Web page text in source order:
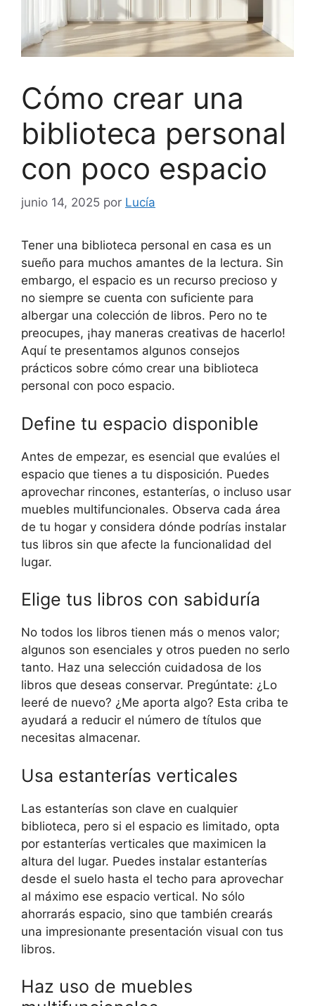
Cómo crear una
biblioteca personal
con poco espacio
junio 14, 2025 por Lucía
Tener una biblioteca personal en casa es un
sueño para muchos amantes de la lectura. Sin
embargo, el espacio es un recurso precioso y
no siempre se cuenta con suficiente para
albergar una colección de libros. Pero no te
preocupes, ¡hay maneras creativas de hacerlo!
Aquí te presentamos algunos consejos
prácticos sobre cómo crear una biblioteca
personal con poco espacio.
Define tu espacio disponible
Antes de empezar, es esencial que evalúes el
espacio que tienes a tu disposición. Puedes
aprovechar rincones, estanterías, o incluso usar
muebles multifuncionales. Observa cada área
de tu hogar y considera dónde podrías instalar
tus libros sin que afecte la funcionalidad del
lugar.
Elige tus libros con sabiduría
No todos los libros tienen más o menos valor;
algunos son esenciales y otros pueden no serlo
tanto. Haz una selección cuidadosa de los
libros que deseas conservar. Pregúntate: ¿Lo
leeré de nuevo? ¿Me aporta algo? Esta criba te
ayudará a reducir el número de títulos que
necesitas almacenar.
Usa estanterías verticales
Las estanterías son clave en cualquier
biblioteca, pero si el espacio es limitado, opta
por estanterías verticales que maximicen la
altura del lugar. Puedes instalar estanterías
desde el suelo hasta el techo para aprovechar
al máximo ese espacio vertical. No sólo
ahorrarás espacio, sino que también crearás
una impresionante presentación visual con tus
libros.
Haz uso de muebles